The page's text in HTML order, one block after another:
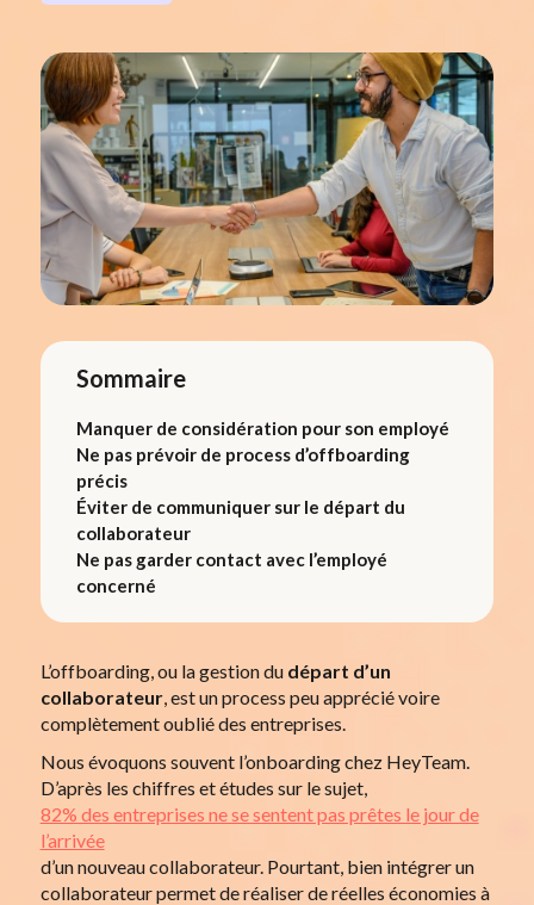
Sommaire
Manquer de considération pour son employé
Ne pas prévoir de process d’offboarding
précis
Éviter de communiquer sur le départ du
collaborateur
Ne pas garder contact avec l’employé
concerné
L’offboarding, ou la gestion du départ d’un
collaborateur, est un process peu apprécié voire
complètement oublié des entreprises.
Nous évoquons souvent l’onboarding chez HeyTeam.
D’après les chiffres et études sur le sujet,
82% des entreprises ne se sentent pas prêtes le jour de
l’arrivée
d’un nouveau collaborateur. Pourtant, bien intégrer un
collaborateur permet de réaliser de réelles économies à